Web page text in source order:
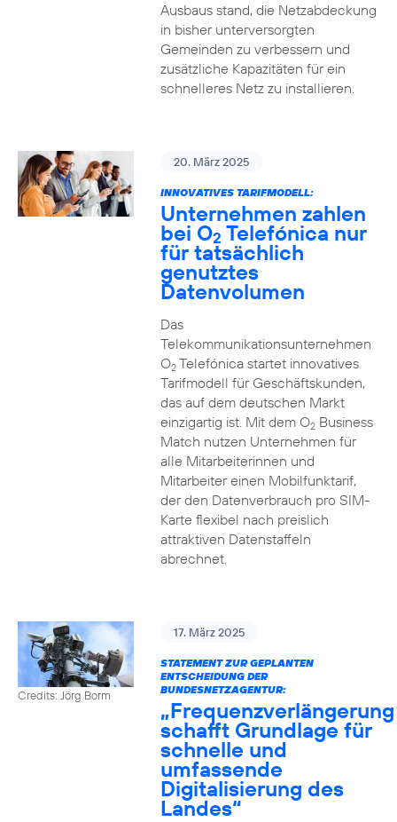
Ausbaus stand, die Netzabdeckung
in bisher unterversorgten
Gemeinden zu verbessern und
zusätzliche Kapazitäten für ein
schnelleres Netz zu installieren.
20. März 2025
INNOVATIVES TARIFMODELL:
Unternehmen zahlen
bei O2 Telefónica nur
für tatsächlich
genutztes
Datenvolumen
Das
Telekommunikationsunternehmen
O2Telefónica startet innovatives
Tarifmodell für Geschäftskunden,
das auf dem deutschen Markt
einzigartig ist. Mit dem O2Business
Match nutzen Unternehmen für
alle Mitarbeiterinnen und
Mitarbeiter einen Mobilfunktarif,
der den Datenverbrauch pro SIM-
Karte flexibel nach preislich
attraktiven Datenstaffeln
abrechnet.
Credits: Jörg Borm
17. März 2025
STATEMENT ZUR GEPLANTEN
ENTSCHEIDUNG DER
BUNDESNETZAGENTUR:
„Frequenzverlängerung
schafft Grundlage für
schnelle und
umfassende
Digitalisierung des
Landes“